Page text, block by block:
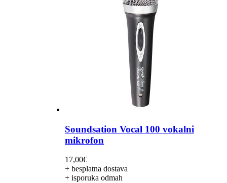
Soundsation Vocal 100 vokalni
mikrofon
17,00€
+ besplatna dostava
+ isporuka odmah